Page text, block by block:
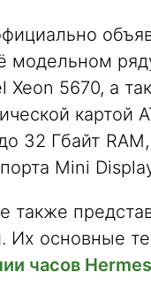
модельном
5670, а
картой
32 Гбайт
Mini
также
основные
часов Hermes